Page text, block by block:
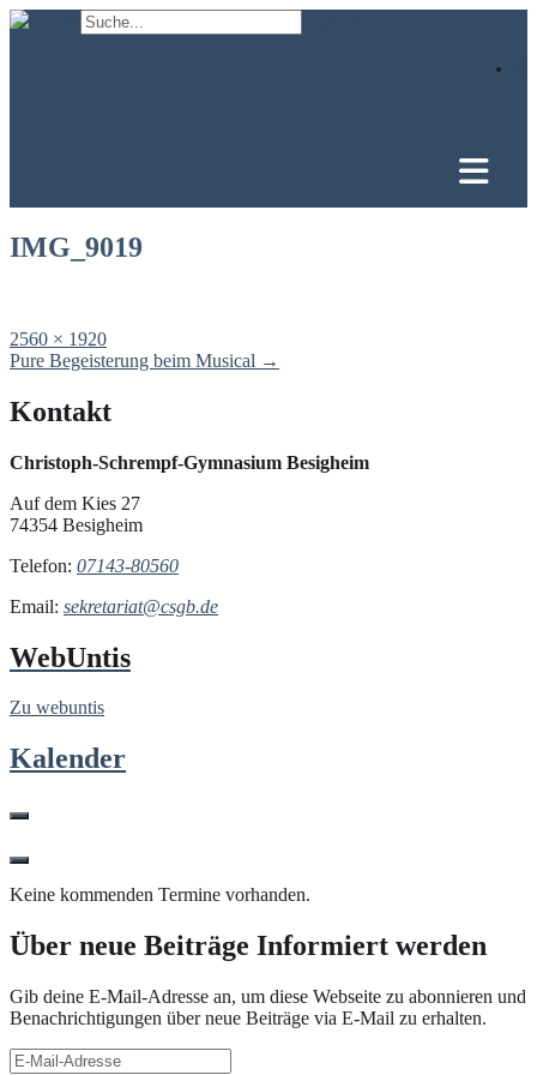
Skip
IMG_9019
Full
size
2560 × 1920
Post
Pure Begeisterung beim Musical →
Kontakt
Christoph-Schrempf-Gymnasium Besigheim
Auf dem Kies 27
74354 Besigheim
Telefon: 07143-80560
Email: sekretariat@csgb.de
WebUntis
Zu webuntis
Kalender
Keine kommenden Termine vorhanden.
Über neue Beiträge Informiert werden
Gib deine E-Mail-Adresse an, um diese Webseite zu abonnieren und
Benachrichtigungen über neue Beiträge via E-Mail zu erhalten.
E-